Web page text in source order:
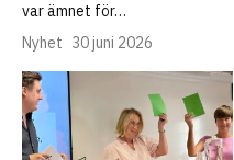
var ämnet för…
Nyhet 30 juni 2026